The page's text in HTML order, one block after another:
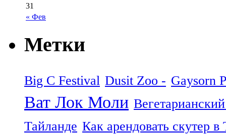
« Фев
31
Метки
Big C Festival Dusit Zoo - Gaysorn
Ват Лок Моли
Тайланде Как арендовать скутер в